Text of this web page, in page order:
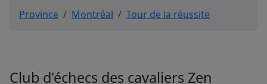
Province Montréal Tour de la réussite
Club d'échecs des cavaliers Zen